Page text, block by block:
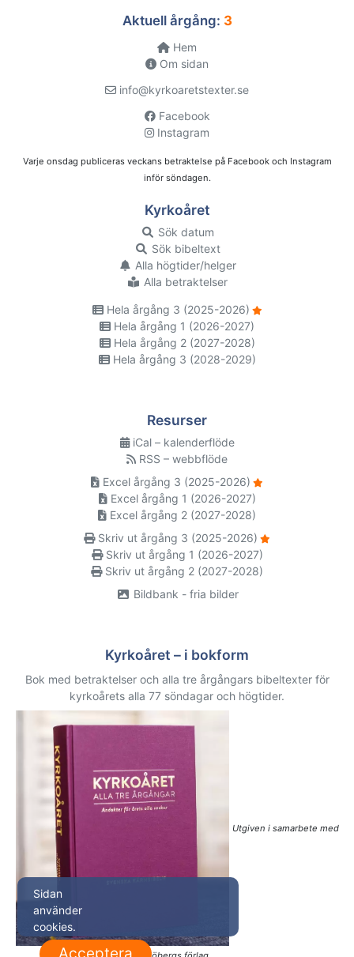
Aktuell årgång: 3
Hem
Om sidan
info@kyrkoaretstexter.se
Facebook
Instagram
Varje onsdag publiceras veckans betraktelse på Facebook och Instagram
inför söndagen.
Kyrkoåret
Sök datum
Sök bibeltext
Alla högtider/helger
Alla betraktelser
Hela årgång 3 (2025-2026)
Hela årgång 1 (2026-2027)
Hela årgång 2 (2027-2028)
Hela årgång 3 (2028-2029)
Resurser
iCal – kalenderflöde
RSS – webbflöde
Excel årgång 3 (2025-2026)
Excel årgång 1 (2026-2027)
Excel årgång 2 (2027-2028)
Skriv ut årgång 3 (2025-2026)
Skriv ut årgång 1 (2026-2027)
Skriv ut årgång 2 (2027-2028)
Bildbank - fria bilder
Kyrkoåret – i bokform
Bok med betraktelser och alla tre årgångars bibeltexter för
kyrkoårets alla 77 söndagar och högtider.
Utgiven i samarbete med
Sidan
använder
cookies.